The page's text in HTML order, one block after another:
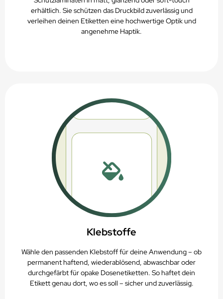
erhältlich. Sie schützen das Druckbild zuverlässig und
verleihen deinen Etiketten eine hochwertige Optik und
angenehme Haptik.
Klebstoffe
Wähle den passenden Klebstoff für deine Anwendung – ob
permanent haftend, wiederablösend, abwaschbar oder
durchgefärbt für opake Dosenetiketten. So haftet dein
Etikett genau dort, wo es soll – sicher und zuverlässig.